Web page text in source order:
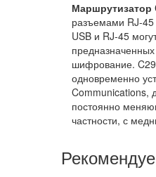
Маршрутизатор
разъемами RJ-45
USB и RJ-45
шифрование.
одновременно
Communications,
постоянно
частности, с